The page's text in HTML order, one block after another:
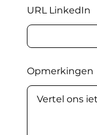
URL LinkedIn
Opmerkingen